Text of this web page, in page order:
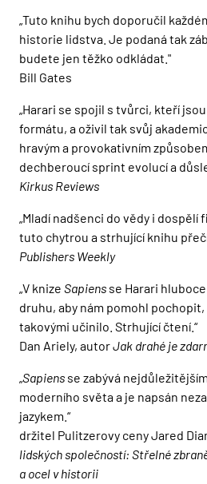
„Tuto knihu bych doporučil
historie lidstva. Je podaná tak
budete jen těžko odkládat."
Bill Gates
„Harari se spojil s tvůrci, kteří
formátu, a oživil tak svůj
hravým a provokativním
dechberoucí sprint evolucí a
Kirkus Reviews
„Mladí nadšenci do vědy i
tuto chytrou a strhující knihu
Publishers Weekly
„V knize Sapiens se Harari
druhu, aby nám pomohl pochopit,
takovými učinilo. Strhující čtení.“
Dan Ariely, autorJak drahé je
„Sapiens se zabývá
moderního světa a je napsán
jazykem.“
držitel Pulitzerovy ceny Jared
lidských společností: Střelné
a ocel v historii